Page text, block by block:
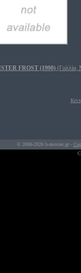
FROST (1990) (Γαλλία,
© 2006-2026 b-movies.gr -